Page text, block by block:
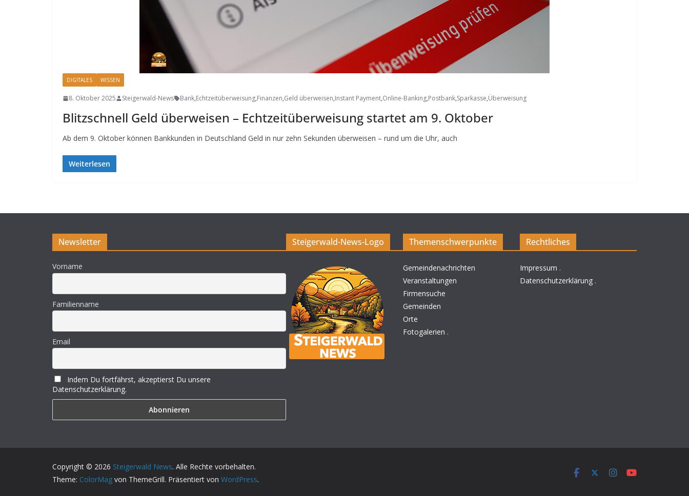
DIGITALES WISSEN
8. Oktober 2025 Steigerwald-News Bank,Echtzeitüberweisung,Finanzen,Geld überweisen,Instant Payment,Online-Banking,Postbank,Sparkasse,Überweisung
Blitzschnell Geld überweisen – Echtzeitüberweisung startet am 9. Oktober
Ab dem 9. Oktober können Bankkunden in Deutschland Geld in nur zehn Sekunden überweisen – rund um die Uhr, auch
Weiterlesen
Newsletter
Vorname
Familienname
Email
Indem Du fortfährst, akzeptierst Du unsere
Datenschutzerklärung.
Steigerwald-News-Logo Themenschwerpunkte
Gemeindenachrichten
Veranstaltungen
Firmensuche
Gemeinden
Orte
Fotogalerien .
Rechtliches
Impressum .
Datenschutzerklärung .
Copyright © 2026 Steigerwald News. Alle Rechte vorbehalten.
Theme: ColorMag von ThemeGrill. Präsentiert von WordPress.